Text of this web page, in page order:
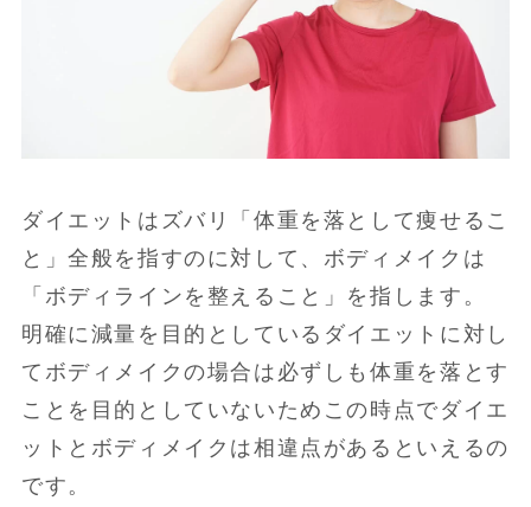
ダイエットはズバリ「体重を落として痩せるこ
と」全般を指すのに対して、ボディメイクは
「ボディラインを整えること」を指します。
明確に減量を目的としているダイエットに対し
てボディメイクの場合は必ずしも体重を落とす
ことを目的としていないためこの時点でダイエ
ットとボディメイクは相違点があるといえるの
です。